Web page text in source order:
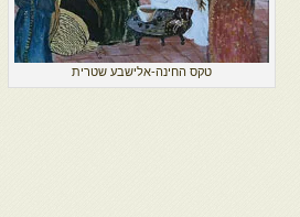
טקס החינה-אלישבע שטרית